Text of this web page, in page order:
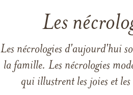
Les
Les nécrologies d'aujourd'hui
la famille. Les nécrologies
qui illustrent les joies et